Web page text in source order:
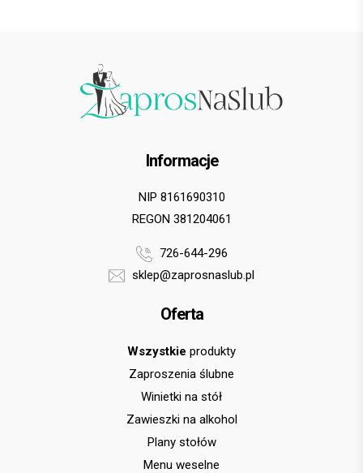
Informacje
NIP 8161690310
REGON 381204061
726-644-296
sklep@zaprosnaslub.pl
Oferta
Wszystkie produkty
Zaproszenia ślubne
Winietki na stół
Zawieszki na alkohol
Plany stołów
Menu weselne